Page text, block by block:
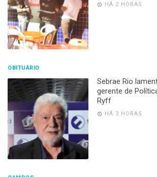
HÁ 2 HORAS
OBITUÁRIO
Sebrae Rio
gerente de
Ryff
HÁ 3 HORAS